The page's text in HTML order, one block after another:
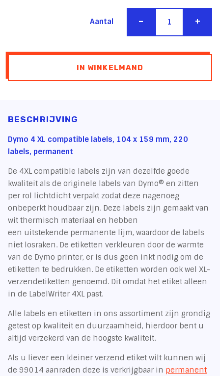
Aantal - +
IN WINKELMAND
BESCHRIJVING
Dymo 4 XL compatible labels, 104 x 159 mm, 220
labels, permanent
De 4XL compatible labels zijn van dezelfde goede
kwaliteit als de originele labels van Dymo® en zitten
per rol lichtdicht verpakt zodat deze nagenoeg
onbeperkt houdbaar zijn. Deze labels zijn gemaakt van
wit thermisch materiaal en hebben
een uitstekende permanente lijm, waardoor de labels
niet losraken. De etiketten verkleuren door de warmte
van de Dymo printer, er is dus geen inkt nodig om de
etiketten te bedrukken. De etiketten worden ook wel XL-
verzendetiketten genoemd. Dit omdat het etiket alleen
in de LabelWriter 4XL past.
Alle labels en etiketten in ons assortiment zijn grondig
getest op kwaliteit en duurzaamheid, hierdoor bent u
altijd verzekerd van de hoogste kwaliteit.
Als u liever een kleiner verzend etiket wilt kunnen wij
de 99014 aanraden deze is verkrijgbaar in permanent